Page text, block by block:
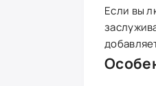
Если вы